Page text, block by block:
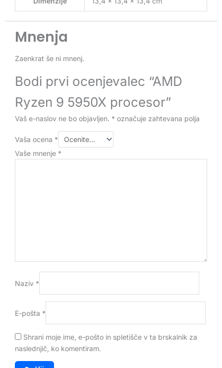
Mnenja
Zaenkrat še ni mnenj.
Bodi prvi ocenjevalec “AMD
Ryzen 9 5950X procesor”
Vaš e-naslov ne bo objavljen. * označuje zahtevana polja
Vaša ocena *
Vaše mnenje *
Naziv *
E-pošta *
Shrani moje ime, e-pošto in spletišče v ta brskalnik za
naslednjič, ko komentiram.